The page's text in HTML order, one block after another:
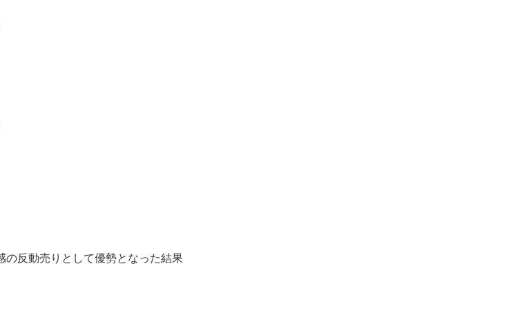
の反動売りとして優勢となった結果